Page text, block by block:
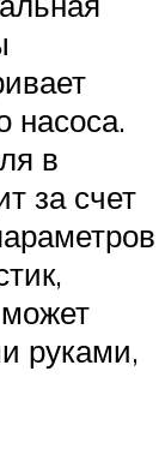
насоса.
в
за счет
руками,